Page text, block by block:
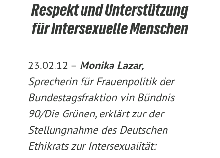
Respekt und Unterstützung
für Intersexuelle Menschen
23.02.12 – Monika Lazar,
Sprecherin für Frauenpolitik der
Bundestagsfraktion vin Bündnis
90/Die Grünen, erklärt zur der
Stellungnahme des Deutschen
Ethikrats zur Intersexualität: